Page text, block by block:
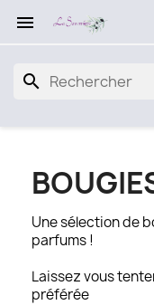

search
Une sélection de
parfums !
Laissez vous
préférée